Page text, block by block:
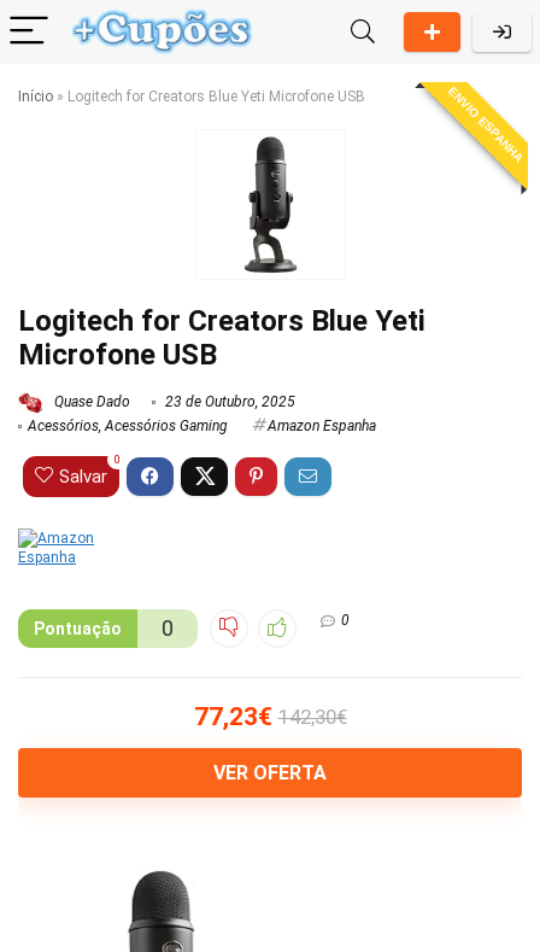
Início » Logitech for Creators Blue Yeti Microfone USB ENVIO ESPANHA
Logitech for Creators Blue Yeti
Microfone USB
Quase Dado
23 de Outubro, 2025
Acessórios,Acessórios Gaming Amazon Espanha
Salvar
0
Pontuação 0 0
77,23€ 142,30€
VER OFERTA